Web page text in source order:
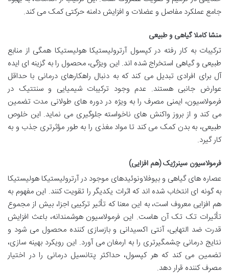
جامع عملکرد مفاصل و عضلات و افزایش دامنه حرکتی کمک می کند.
منشا کاملا گیاهی و طبیعی
ترکیبات به کار رفته در کپسول آرترولیستیکا هولیستیکا همگی از منابع
طبیعی و گیاهی استخراج شده اند. این ویژگی، محصول را به گزینه ای ایده
آل برای افرادی تبدیل می کند که به دنبال راهکارهای درمانی با حداقل
عوارض جانبی هستند. عدم وجود ترکیبات شیمیایی و سنتتیک در
فرمولاسیون، ایمنی مصرف را به ویژه در دوره های طولانی مدت تضمین
می کند و از بروز واکنش های ناخواسته جلوگیری می نماید. این خلوص
طبیعی، به بدن کمک می کند تا مواد مغذی را به طور مؤثرتری جذب و به
کار گیرد.
فرمولاسیون سینرژیک (هم افزایی)
عصاره های گیاهی و بیوفلاونوئیدهای موجود در آرترولیستیکا هولیستیکا
به گونه ای انتخاب شده اند که اثرات یکدیگر را تقویت کنند. این مفهوم به
هم افزایی معروف است، به این معنا که تأثیر ترکیبی اجزا، بیش از مجموع
تأثیرات تک تک آن هاست. این فرمولاسیون هوشمندانه، باعث افزایش
قدرت ضد التهابی، آنتی اکسیدانی و بازسازی کننده محصول می شود و
نتایج درمانی چشمگیرتری را به ارمغان می آورد. این رویکرد بهینه سازی،
تضمین می کند که هر کپسول، حداکثر پتانسیل درمانی را در اختیار
مصرف کننده قرار دهد.